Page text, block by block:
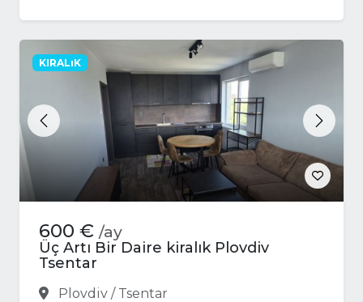
Previous Next
KIRALıK
600 € /ay
Üç Artı Bir Daire kiralık Plovdiv
Tsentar
Plovdiv / Tsentar